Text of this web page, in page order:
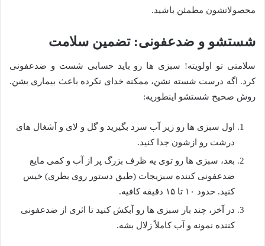
محصولاتشون مطمئن باشید.
شستشو و ضدعفونی: تضمین سلامت
سلامتی تو اولویته! سبزی ها رو باید حسابی شست و ضدعفونی
کرد. اگه درست شسته نشن، ممکنه خدای نکرده باعث بیماری بشن.
روش صحیح شستشو اینطوریه:
اول سبزی ها رو زیر آب سرد بگیرید و گل و لای و آشغال های
درشت رو ازشون جدا کنید.
بعد، سبزی ها رو توی یه ظرف بزرگ پر از آب و کمی مایع
ضدعفونی کننده سبزیجات (طبق دستور روی بطری) خیس
کنید. حدود ۱۰ تا ۱۵ دقیقه کافیه.
در آخر، چند بار سبزی ها رو آبکش کنید تا اثری از ضدعفونی
کننده نمونه و آب کاملاً زلال بشه.